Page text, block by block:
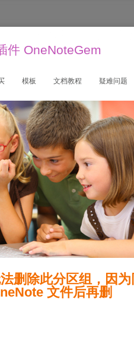
件 OneNoteGem
模板 文档教程 疑难问题
删除此分区组，因
文件后再删